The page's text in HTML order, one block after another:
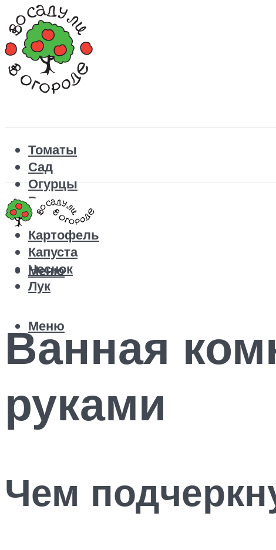
Томаты
Сад
Огурцы
Рецепты
Перец
Картофель
Капуста
Чеснок
Лук
Меню
Меню
Ванная
руками
Чем